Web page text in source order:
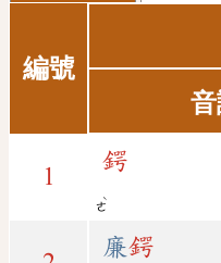
編號
1
鍔
ㄜ
ˋ
廉鍔